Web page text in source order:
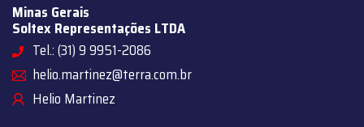
Minas Gerais
Soltex Representações LTDA
Tel.: (31) 9 9951-2086
helio.martinez@terra.com.br
Helio Martinez